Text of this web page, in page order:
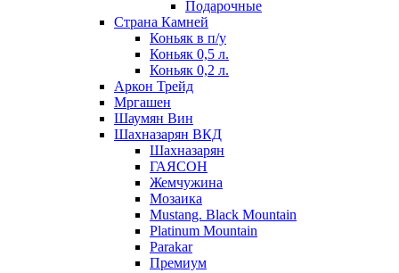
Подарочные
Страна Камней
Коньяк в п/у
Коньяк 0,5 л.
Коньяк 0,2 л.
Аркон Трейд
Мргашен
Шаумян Вин
Шахназарян ВКД
Шахназарян
ГАЯСОН
Жемчужина
Мозаика
Mustang. Black Mountain
Platinum Mountain
Parakar
Премиум